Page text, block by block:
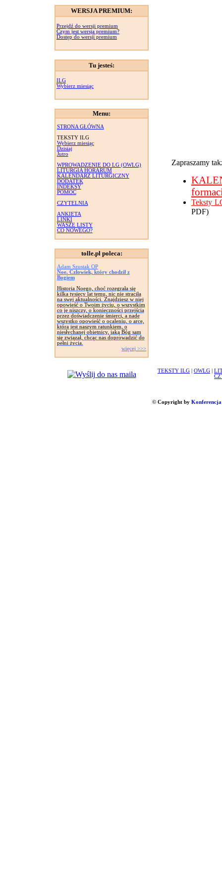
WERSJA PREMIUM:
Przejdź do wersji premium
Czym jest wersja premium?
Dostęp do wersji premium
Tu jesteś:
ILG
Wybierz miesiąc
Menu:
STRONA GŁÓWNA
TEKSTY ILG
Wybierz miesiąc
Dzisiaj
Jutro
WPROWADZENIE DO LG (OWLG)
LITURGIA HORARUM
KALENDARZ LITURGICZNY
DODATEK
INDEKSY
POMOC
CZYTELNIA
ANKIETA
LINKI
WASZE LISTY
CO NOWEGO?
tolle.pl poleca:
Adam Szustak OP
Noe. Człowiek, który chodził z
Bogiem
Historia Noego, choć rozegrała się
kilka tysięcy lat temu, nic nie straciła
na swej aktualności. Znajdziesz w niej
opowieść o Twoim życiu, o wszystkim
co je niszczy, o konieczności przejścia
przez doświadczenie śmierci, a nade
wszystko opowieść o ocaleniu, o arce,
która jest naszym ratunkiem, o
niesłychanej obietnicy, jaką Bóg sam
się związał, chcąc nas doprowadzić do
pełni życia.
więcej >>>
Zapraszamy
Teksty
PDF)
TEKSTY ILG OWLG
© Copyright by Konferencja